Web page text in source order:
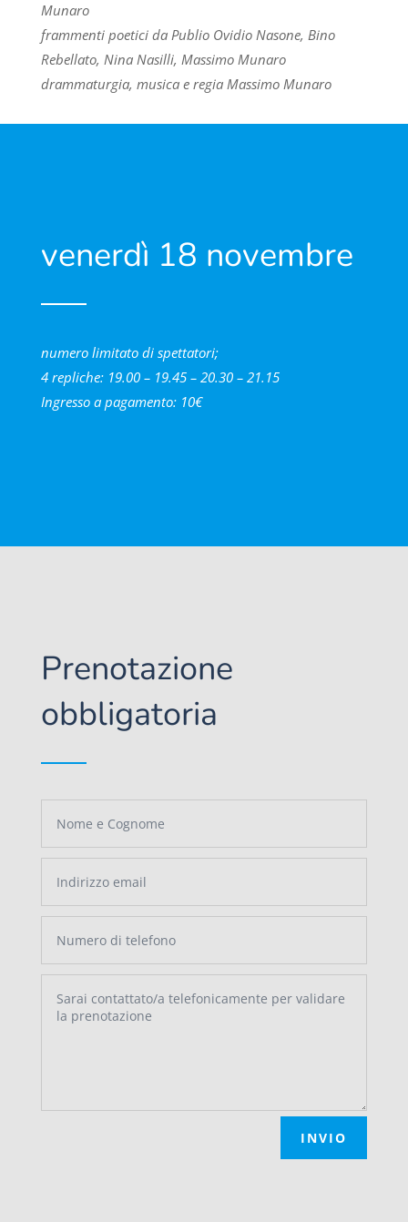
Munaro
frammenti poetici da Publio Ovidio Nasone, Bino
Rebellato, Nina Nasilli, Massimo Munaro
drammaturgia, musica e regia Massimo Munaro
venerdì 18 novembre
numero limitato di spettatori;
4 repliche: 19.00 – 19.45 – 20.30 – 21.15
Ingresso a pagamento: 10€
Prenotazione
obbligatoria
INVIO